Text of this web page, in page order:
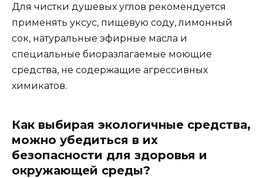
Для чистки душевых углов рекомендуется
применять уксус, пищевую соду, лимонный
сок, натуральные эфирные масла и
специальные биоразлагаемые моющие
средства, не содержащие агрессивных
химикатов.
Как выбирая экологичные средства,
можно убедиться в их
безопасности для здоровья и
окружающей среды?